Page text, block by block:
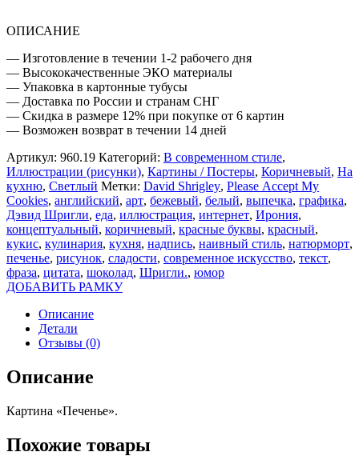
ОПИСАНИЕ
— Изготовление в течении 1-2 рабочего дня
— Высококачественные ЭКО материалы
— Упаковка в картонные тубусы
— Доставка по России и странам СНГ
— Скидка в размере 12% при покупке от 6 картин
— Возможен возврат в течении 14 дней
Артикул: 960.19 Категорий: В современном стиле,
Иллюстрации (рисунки), Картины / Постеры, Коричневый, На
кухню, Светлый Метки: David Shrigley, Please Accept My
Cookies, английский, арт, бежевый, белый, выпечка, графика,
Дэвид Шригли, еда, иллюстрация, интернет, Ирония,
концептуальный, коричневый, красные буквы, красный,
кукис, кулинария, кухня, надпись, наивный стиль, натюрморт,
печенье, рисунок, сладости, современное искусство, текст,
фраза, цитата, шоколад, Шригли., юмор
ДОБАВИТЬ РАМКУ
Описание
Детали
Отзывы (0)
Описание
Картина «Печенье».
Похожие товары